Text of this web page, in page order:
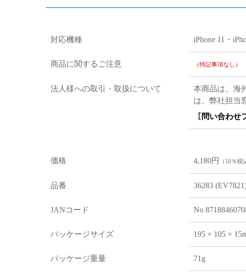
対応機種 iPhone 11・
商品に関するご注意 （特記事項なし）
法人様への取引・取扱について
本商品は、海
は、弊社担当
【 問い合わせ
価格 4,180円 （10％税
品番 36283
JANコード No
パッケージサイズ 195 × 105 ×
パッケージ重量 71g